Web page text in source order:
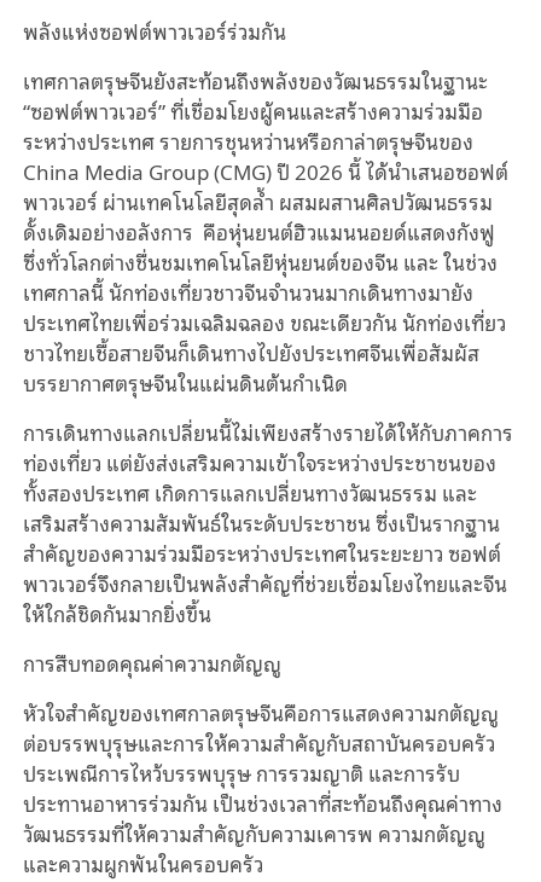
พลังแห่งซอฟต์พาวเวอร์ร่วมกัน
เทศกาลตรุษจีนยังสะท้อนถึงพลังของวัฒนธรรมในฐานะ
“ซอฟต์พาวเวอร์” ที่เชื่อมโยงผู้คนและสร้างความร่วมมือ
ระหว่างประเทศ รายการชุนหว่านหรือกาล่าตรุษจีนของ
China Media Group (CMG) ปี 2026 นี้ ได้นำเสนอซอฟต์
พาวเวอร์ ผ่านเทคโนโลยีสุดล้ำ ผสมผสานศิลปวัฒนธรรม
ดั้งเดิมอย่างอลังการ คือหุ่นยนต์ฮิวแมนนอยด์แสดงกังฟู
ซึ่งทั่วโลกต่างชื่นชมเทคโนโลยีหุ่นยนต์ของจีน และ ในช่วง
เทศกาลนี้ นักท่องเที่ยวชาวจีนจำนวนมากเดินทางมายัง
ประเทศไทยเพื่อร่วมเฉลิมฉลอง ขณะเดียวกัน นักท่องเที่ยว
ชาวไทยเชื้อสายจีนก็เดินทางไปยังประเทศจีนเพื่อสัมผัส
บรรยากาศตรุษจีนในแผ่นดินต้นกำเนิด
การเดินทางแลกเปลี่ยนนี้ไม่เพียงสร้างรายได้ให้กับภาคการ
ท่องเที่ยว แต่ยังส่งเสริมความเข้าใจระหว่างประชาชนของ
ทั้งสองประเทศ เกิดการแลกเปลี่ยนทางวัฒนธรรม และ
เสริมสร้างความสัมพันธ์ในระดับประชาชน ซึ่งเป็นรากฐาน
สำคัญของความร่วมมือระหว่างประเทศในระยะยาว ซอฟต์
พาวเวอร์จึงกลายเป็นพลังสำคัญที่ช่วยเชื่อมโยงไทยและจีน
ให้ใกล้ชิดกันมากยิ่งขึ้น
การสืบทอดคุณค่าความกตัญญู
หัวใจสำคัญของเทศกาลตรุษจีนคือการแสดงความกตัญญู
ต่อบรรพบุรุษและการให้ความสำคัญกับสถาบันครอบครัว
ประเพณีการไหว้บรรพบุรุษ การรวมญาติ และการรับ
ประทานอาหารร่วมกัน เป็นช่วงเวลาที่สะท้อนถึงคุณค่าทาง
วัฒนธรรมที่ให้ความสำคัญกับความเคารพ ความกตัญญู
และความผูกพันในครอบครัว